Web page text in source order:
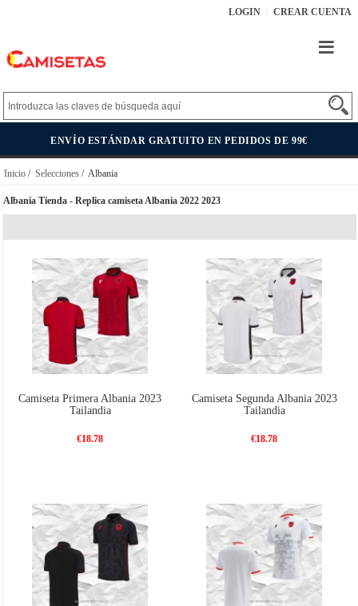
LOGIN CREAR CUENTA
ENVÍO ESTÁNDAR GRATUITO EN PEDIDOS DE 99€
Inicio / Selecciones / Albania
Albania Tienda - Replica camiseta Albania 2022 2023
Camiseta Primera Albania 2023
Tailandia
€18.78
Camiseta Segunda Albania 2023
Tailandia
€18.78